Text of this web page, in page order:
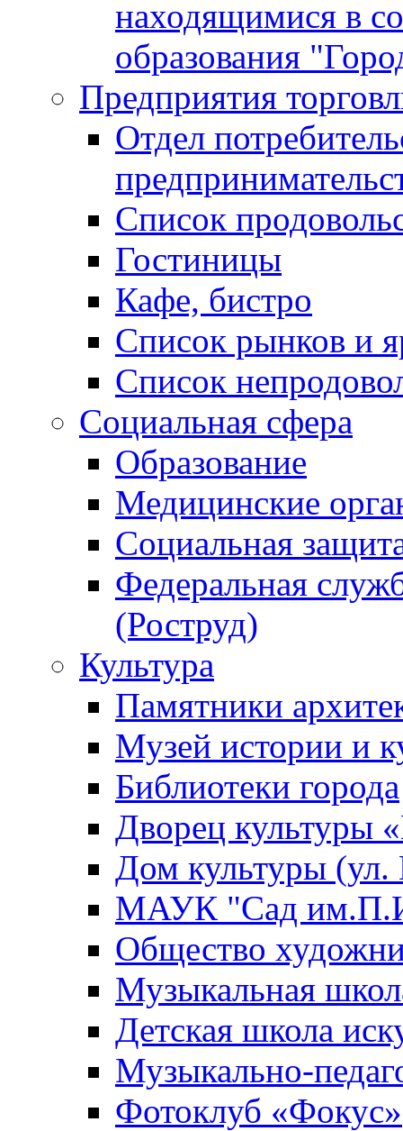
находящимися в
образования
Предприятия
Отдел
Список
Гостиницы
Кафе, бистро
Cписок рынков и
Список
Социальная сфера
Образование
Медицинские
Социальная
Федеральная
(Роструд)
Культура
Памятники
Музей истории и
Библиотеки города
Дворец культуры
Дом культуры (ул.
МАУК "Сад
Общество
Музыкальная
Детская школа
Музыкально-
Фотоклуб «Фокус»